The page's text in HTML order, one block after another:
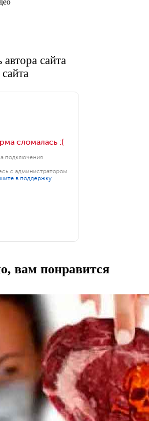
сайта
вам понравится